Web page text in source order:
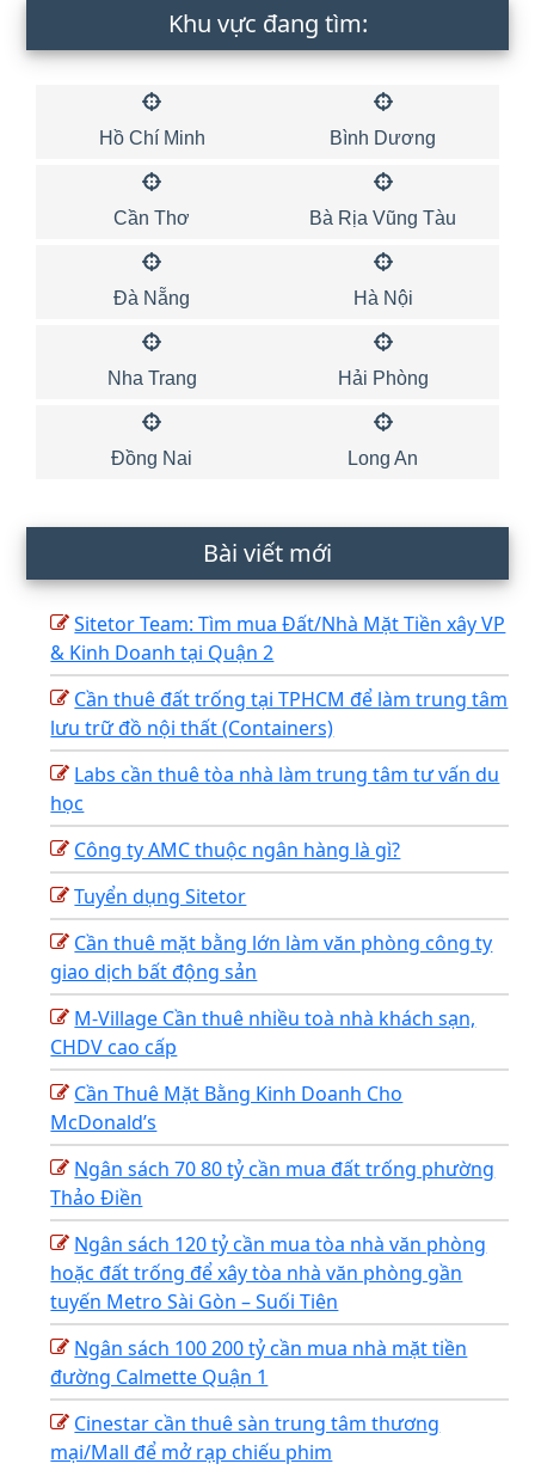
Khu vực đang tìm:
Hồ Chí Minh Bình Dương
Cần Thơ Bà Rịa Vũng Tàu
Đà Nẵng Hà Nội
Nha Trang Hải Phòng
Đồng Nai Long An
Bài viết mới
Sitetor Team: Tìm mua Đất/Nhà Mặt Tiền xây VP
& Kinh Doanh tại Quận 2
Cần thuê đất trống tại TPHCM để làm trung tâm
lưu trữ đồ nội thất (Containers)
Labs cần thuê tòa nhà làm trung tâm tư vấn du
học
Công ty AMC thuộc ngân hàng là gì?
Tuyển dụng Sitetor
Cần thuê mặt bằng lớn làm văn phòng công ty
giao dịch bất động sản
M-Village Cần thuê nhiều toà nhà khách sạn,
CHDV cao cấp
Cần Thuê Mặt Bằng Kinh Doanh Cho
McDonald’s
Ngân sách 70 80 tỷ cần mua đất trống phường
Thảo Điền
Ngân sách 120 tỷ cần mua tòa nhà văn phòng
hoặc đất trống để xây tòa nhà văn phòng gần
tuyến Metro Sài Gòn – Suối Tiên
Ngân sách 100 200 tỷ cần mua nhà mặt tiền
đường Calmette Quận 1
Cinestar cần thuê sàn trung tâm thương
mại/Mall để mở rạp chiếu phim